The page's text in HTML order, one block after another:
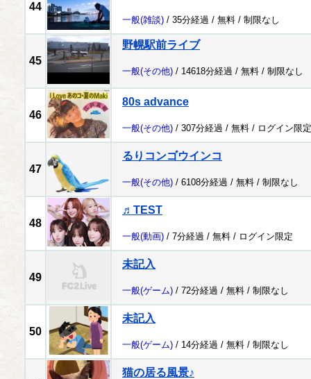
44
一般(雑談) / 35分経過 / 無料 / 制限なし
45
野幌駅前ライブ
一般(その他) / 14618分経過 / 無料 / 制限なし
46
80s advance
一般(その他) / 307分経過 / 無料 / ログイン限定
47
るりコンゴウインコ
一般(その他) / 6108分経過 / 無料 / 制限なし
48
♬TEST
一般(動画) / 7分経過 / 無料 / ログイン限定
49
未記入
一般(ゲーム) / 72分経過 / 無料 / 制限なし
50
未記入
一般(ゲーム) / 14分経過 / 無料 / 制限なし
猫の居る風景♪